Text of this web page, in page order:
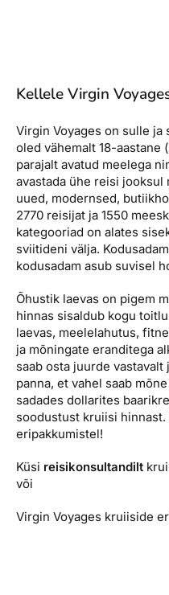
Kellele Virgin
Virgin Voyages on sulle ja
oled vähemalt 18-aastane
parajalt avatud meelega
avastada ühe reisi jooksul
uued, modernsed,
2770 reisijat ja 1550
kategooriad on alates
sviitideni välja.
kodusadam asub suvisel
Õhustik laevas on pigem
hinnas sisaldub kogu
laevas, meelelahutus,
ja mõningate eranditega
saab osta juurde
panna, et vahel saab
sadades dollarites
soodustust kruiisi hinnast.
eripakkumistel!
Küsi reisikonsultandilt
või
Virgin Voyages kruiiside